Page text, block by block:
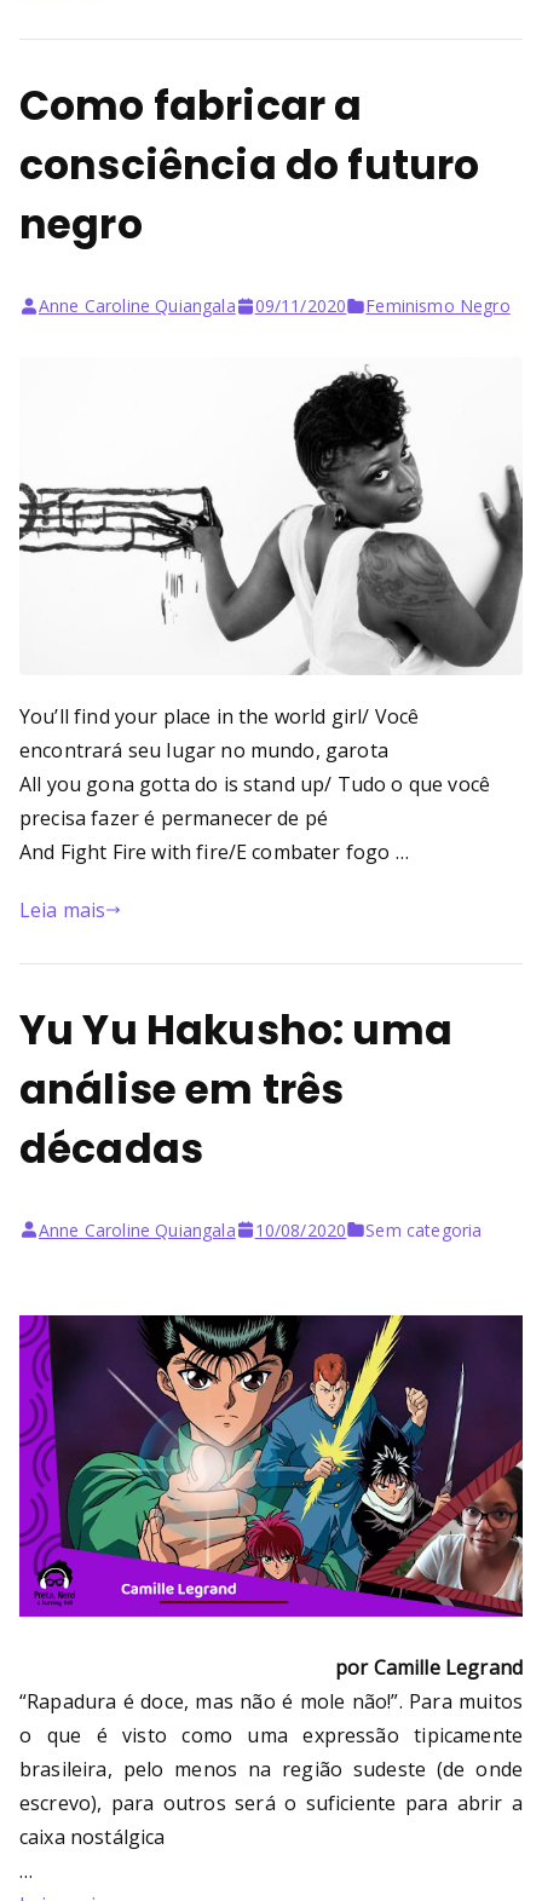
Como fabricar a
consciência do futuro
negro
Anne Caroline Quiangala 09/11/2020 Feminismo Negro
You’ll find your place in the world girl/ Você
encontrará seu lugar no mundo, garota
All you gona gotta do is stand up/ Tudo o que você
precisa fazer é permanecer de pé
And Fight Fire with fire/E combater fogo …
Leia mais
Yu Yu Hakusho: uma
análise em três
décadas
Anne Caroline Quiangala 10/08/2020 Sem categoria
por Camille Legrand
“Rapadura é doce, mas não é mole não!”. Para muitos
o que é visto como uma expressão tipicamente
brasileira, pelo menos na região sudeste (de onde
escrevo), para outros será o suficiente para abrir a
caixa nostálgica
…